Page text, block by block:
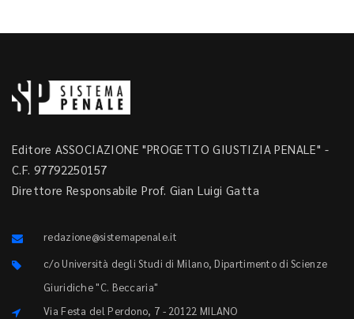
Editore ASSOCIAZIONE "PROGETTO GIUSTIZIA PENALE" -
C.F. 97792250157
Direttore Responsabile Prof. Gian Luigi Gatta
redazione@sistemapenale.it
c/o Università degli Studi di Milano, Dipartimento di Scienze
Giuridiche "C. Beccaria"
Via Festa del Perdono, 7 - 20122 MILANO